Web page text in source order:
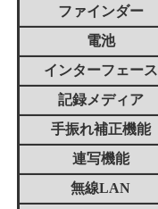
ファインダー
電池
インターフェース
記録メディア
手振れ補正機能
連写機能
無線LAN